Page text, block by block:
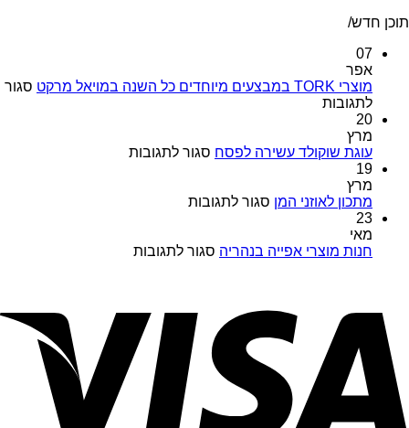
תוכן חדש/
07
אפר
מוצרי TORK במבצעים מיוחדים כל השנה במויאל מרקט
סגור
לתגובותעל
במבצעים
השנה
20
מרץ
עוגת שוקולד עשירה לפסח סגור לתגובותעל
19
מרץ
מתכון לאוזני המן סגור לתגובותעל
המן
23
מאי
חנות מוצרי אפייה בנהריה סגור לתגובותעל
בנהריה